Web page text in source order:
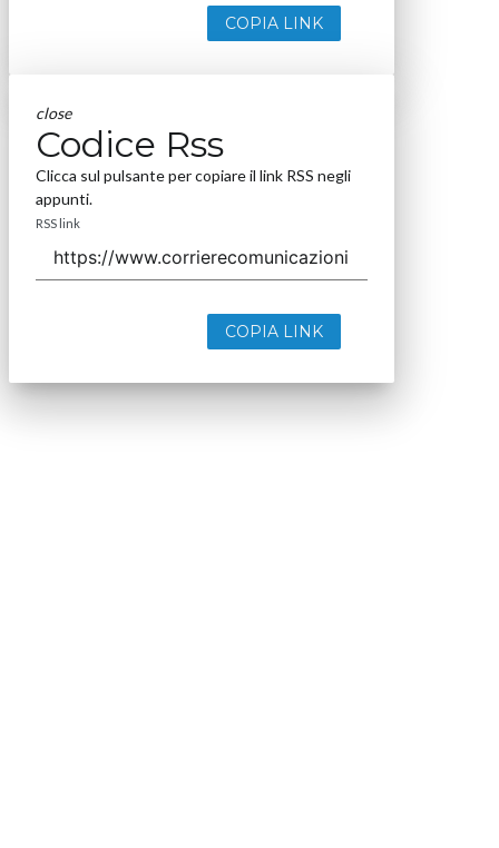
COPIA LINK
close
Codice Rss
Clicca sul pulsante per copiare il link RSS negli
appunti.
RSS link
COPIA LINK